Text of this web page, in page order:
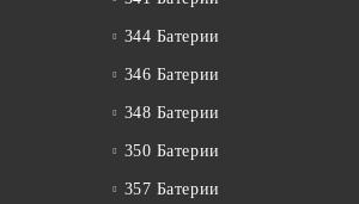
344 Батерии
346 Батерии
348 Батерии
350 Батерии
357 Батерии